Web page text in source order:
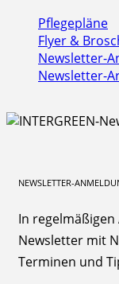
Pflegepläne
Flyer &
Newsletter-
Newsletter-
NEWSLETTER-
In
Newsletter mit
Terminen und